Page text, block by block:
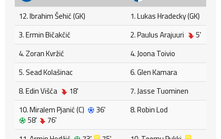
12. Ibrahim Šehić (GK)
1. Lukas Hradecky (GK)
3. Ermin Bičakčić
2. Paulus Arajuuri
5'
4. Zoran Kvržić
4. Joona Toivio
5. Sead Kolašinac
6. Glen Kamara
8. Edin Višća
18'
7. Jasse Tuominen
10. Miralem Pjanić (C)
36'
58'
76'
8. Robin Lod